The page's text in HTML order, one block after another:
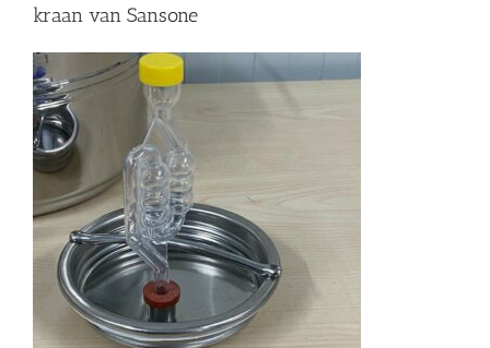
kraan van Sansone